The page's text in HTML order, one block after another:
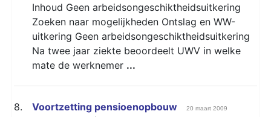
Inhoud Geen arbeidsongeschiktheidsuitkering
Zoeken naar mogelijkheden Ontslag en WW-
uitkering Geen arbeidsongeschiktheidsuitkering
Na twee jaar ziekte beoordeelt UWV in welke
mate de werknemer ...
8. Voortzetting pensioenopbouw 20 maart 2009